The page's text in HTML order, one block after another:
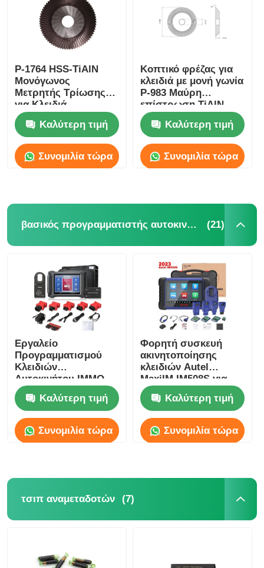
P-1764 HSS-TiAlN
Μονόγωνος
Μετρητής Τρίωσης
για Κλειδιά
Καλύτερη τιμή
Συνομιλία τώρα
Κοπτικό φρέζας για
κλειδιά με μονή γωνία
P-983 Μαύρη
επίστρωση TiAlN
Καλύτερη τιμή
Συνομιλία τώρα
βασικός προγραμματιστής αυτοκινήτων (21)
Εργαλείο
Προγραμματισμού
Κλειδιών
Αυτοκινήτου IMMO
XTOOL X100 PAD 3
Key Programming 8"
Καλύτερη τιμή
Συνομιλία τώρα
Φορητή συσκευή
ακινητοποίησης
κλειδιών Autel
MaxiIM IM508S για
προγραμματισμό
κλειδιών αυτοκινήτου
Καλύτερη τιμή
Συνομιλία τώρα
τσιπ αναμεταδοτών (7)